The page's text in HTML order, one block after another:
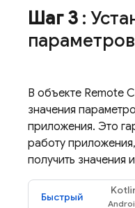
Шаг 3 :
В объекте Remote
значения
приложения. Это
работу
получить значения
Быстрый